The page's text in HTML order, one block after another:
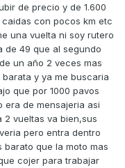
de precio y de 1.600
con pocos km etc
una vuelta ni soy rutero
de 49 que al segundo
un año 2 veces mas
barata y ya me buscaria
que por 1000 pavos
era de mensajeria asi
2 vueltas va bien,sus
pero entra dentro
barato que la moto mas
cojer para trabajar